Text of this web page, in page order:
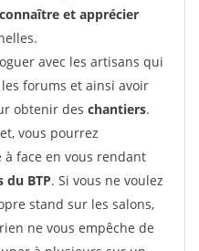
connaître et apprécier
avec les artisans qui
forums et ainsi avoir
obtenir des chantiers.
vous pourrez
face en vous rendant
du BTP. Si vous ne voulez
stand sur les salons,
ne vous empêche de